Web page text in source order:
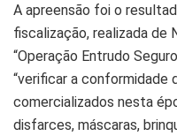
A apreensão foi o
fiscalização, realizada de
“Operação Entrudo
“verificar a conformidade
comercializados nesta
disfarces, máscaras,